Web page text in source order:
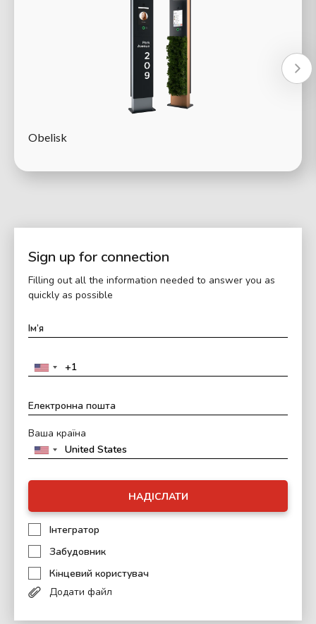
Obelisk
Sign up for connection
Filling out all the information needed to answer you as
quickly as possible
Ваша країна
НАДІСЛАТИ
Інтегратор
Забудовник
Кінцевий користувач
Додати файл